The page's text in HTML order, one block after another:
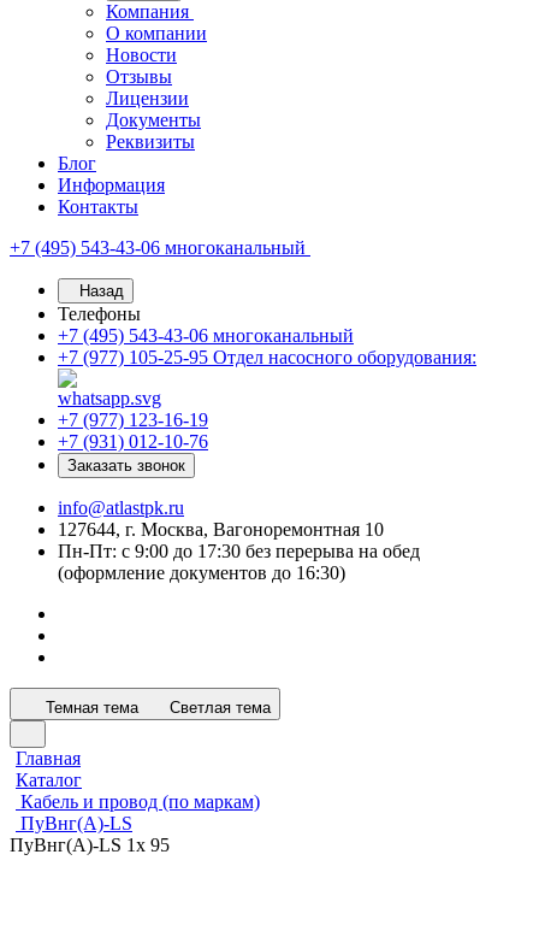
Компания
О компании
Новости
Отзывы
Лицензии
Документы
Реквизиты
Блог
Информация
Контакты
+7 (495) 543-43-06 многоканальный
Назад
Телефоны
+7 (495) 543-43-06 многоканальный
+7 (977) 105-25-95 Отдел насосного оборудования:
+7 (977) 123-16-19
+7 (931) 012-10-76
Заказать звонок
info@atlastpk.ru
127644, г. Москва, Вагоноремонтная 10
Пн-Пт: с 9:00 до 17:30 без перерыва на обед
(оформление документов до 16:30)
Темная тема Светлая тема
Главная
Каталог
Кабель и провод (по маркам)
ПуВнг(А)-LS
ПуВнг(А)-LS 1х 95